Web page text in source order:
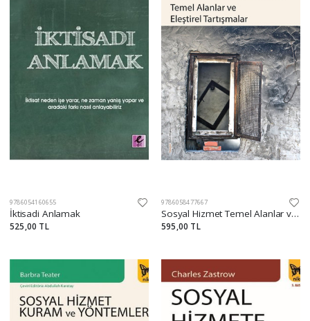
9786054160655
İktisadi Anlamak
525,00 TL
9786058477667
Sosyal Hizmet Temel Alanlar ve Eleştirel Tartışmalar
595,00 TL